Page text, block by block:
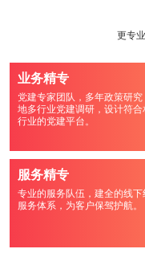
更专
业务精专
党建专家团队，多年政策研究
地多行业党建调研，设计符合
行业的党建平台。
服务精专
专业的服务队伍，建全的线下
服务体系，为客户保驾护航。